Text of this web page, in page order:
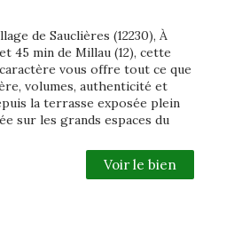
de Sauclières (12230), À
45 min de Millau (12), cette
vous offre tout ce que
volumes, authenticité et
la terrasse exposée plein
sur les grands espaces du
Voir le bien